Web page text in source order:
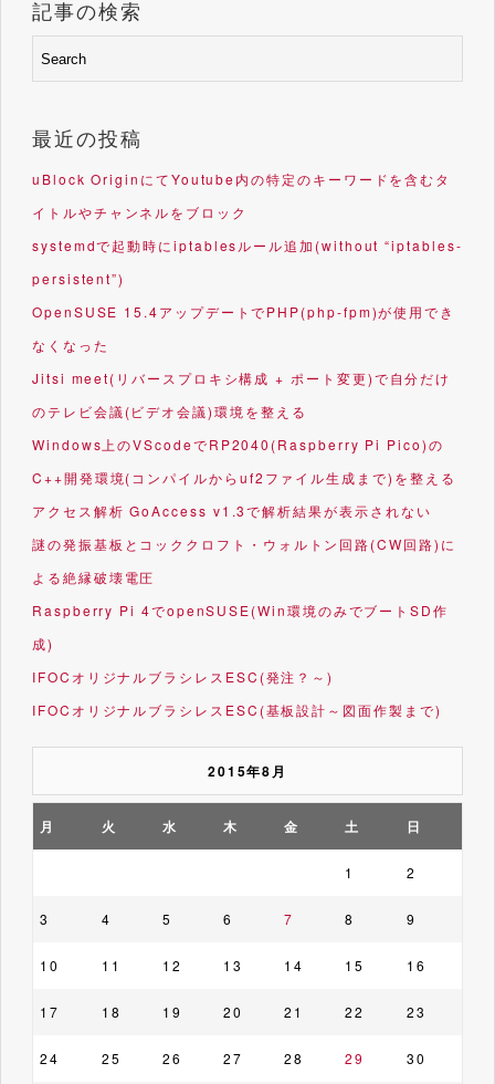
記事の検索
最近の投稿
uBlock OriginにてYoutube内の特定のキーワードを含むタ
イトルやチャンネルをブロック
systemdで起動時にiptablesルール追加(without “iptables-
persistent”)
OpenSUSE 15.4アップデートでPHP(php-fpm)が使用でき
なくなった
Jitsi meet(リバースプロキシ構成 + ポート変更)で自分だけ
のテレビ会議(ビデオ会議)環境を整える
Windows上のVScodeでRP2040(Raspberry Pi Pico)の
C++開発環境(コンパイルからuf2ファイル生成まで)を整える
アクセス解析 GoAccess v1.3で解析結果が表示されない
謎の発振基板とコッククロフト・ウォルトン回路(CW回路)に
よる絶縁破壊電圧
Raspberry Pi 4でopenSUSE(Win環境のみでブートSD作
成)
IFOCオリジナルブラシレスESC(発注？～)
IFOCオリジナルブラシレスESC(基板設計～図面作製まで)
2015年8月
月 火 水 木 金 土 日
1 2
3 4 5 6 7 8 9
10 11 12 13 14 15 16
17 18 19 20 21 22 23
24 25 26 27 28 29 30